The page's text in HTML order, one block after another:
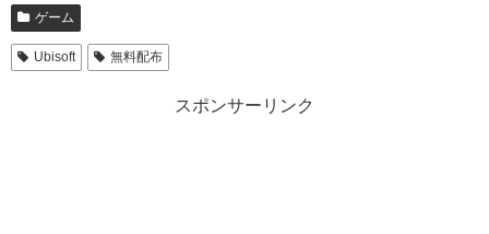
ゲーム
Ubisoft 無料配布
スポンサーリンク